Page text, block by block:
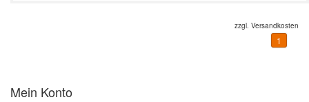
zzgl. Versandkosten
1
Mein Konto